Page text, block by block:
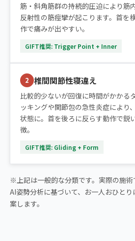
筋・斜角筋群の持続的圧迫により筋
反射性の筋痙攣が起こります。首を
作で痛みが出やすい。
GIFT推奨: Trigger Point + Inner
2 椎間関節性寝違え
比較的少ないが回復に時間がかかる
ッキングや関節包の急性炎症により
状態に。首を後ろに反らす動作で鋭
徴。
GIFT推奨: Gliding + Form
※上記は一般的な分類です。実際の施
AI姿勢分析に基づいて、お一人おひと
案します。